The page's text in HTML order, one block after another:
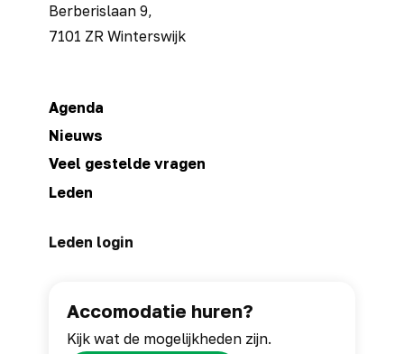
Berberislaan 9,
7101 ZR Winterswijk
Agenda
Nieuws
Veel gestelde vragen
Leden
Leden login
Accomodatie huren?
Kijk wat de mogelijkheden zijn.